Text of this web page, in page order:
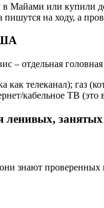
Майами или купили
на ходу, а
– отдельная
телеканал); газ
кабельное ТВ (это
ленивых,
знают